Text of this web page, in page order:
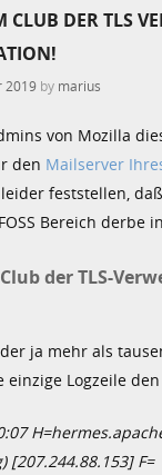
DER TLS
2019 by marius
von Mozilla
den Mailserver
feststellen,
Bereich derbe
der TLS-
ja mehr als
Logzeile
[207.244.88.153] F=